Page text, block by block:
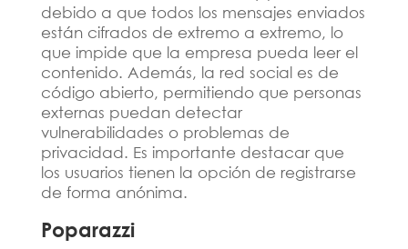
debido a que todos los mensajes enviados
están cifrados de extremo a extremo, lo
que impide que la empresa pueda leer el
contenido. Además, la red social es de
código abierto, permitiendo que personas
externas puedan detectar
vulnerabilidades o problemas de
privacidad. Es importante destacar que
los usuarios tienen la opción de registrarse
de forma anónima.
Poparazzi